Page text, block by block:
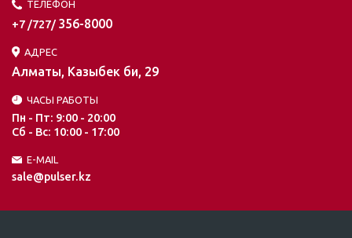
ТЕЛЕФОН
+7 /727/ 356-8000
АДРЕС
Алматы, Казыбек би, 29
ЧАСЫ РАБОТЫ
Пн - Пт: 9:00 - 20:00
Сб - Вс: 10:00 - 17:00
E-MAIL
sale@pulser.kz